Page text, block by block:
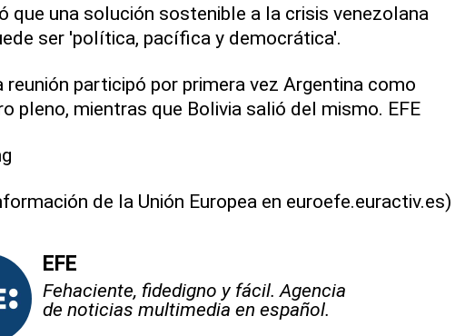
que una solución sostenible a la crisis venezolana
ser 'política, pacífica y democrática'.
reunión participó por primera vez Argentina como
pleno, mientras que Bolivia salió del mismo. EFE
de la Unión Europea en euroefe.euractiv.es)
EFE
Fehaciente, fidedigno y fácil. Agencia
de noticias multimedia en español.